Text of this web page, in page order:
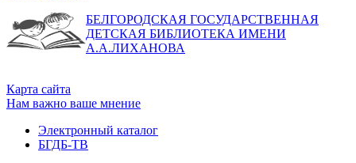
БЕЛГОРОДСКАЯ ГОСУДАРСТВЕННАЯ
ДЕТСКАЯ БИБЛИОТЕКА ИМЕНИ
А.А.ЛИХАНОВА
Карта сайта
Нам важно ваше мнение
Электронный каталог
БГДБ-ТВ